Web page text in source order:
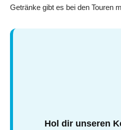
Getränke gibt es bei den Touren
Hol dir unseren